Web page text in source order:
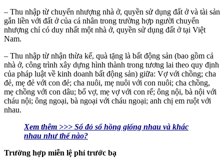
– Thu nhập từ chuyển nhượng nhà ở, quyền sử dụng đất ở và tài sản
gắn liền với đất ở của cá nhân trong trường hợp người chuyển
nhượng chỉ có duy nhất một nhà ở, quyền sử dụng đất ở tại Việt
Nam.
– Thu nhập từ nhận thừa kế, quà tặng là bất động sản (bao gồm cả
nhà ở, công trình xây dựng hình thành trong tương lai theo quy định
của pháp luật về kinh doanh bất động sản) giữa: Vợ với chồng; cha
đẻ, mẹ đẻ với con đẻ; cha nuôi, mẹ nuôi với con nuôi; cha chồng,
mẹ chồng với con dâu; bố vợ, mẹ vợ với con rể; ông nội, bà nội với
cháu nội; ông ngoại, bà ngoại với cháu ngoại; anh chị em ruột với
nhau.
Xem thêm >>> Sổ đỏ sổ hồng giống nhau và khác
nhau như thế nào?
Trường hợp miễn lệ phí trước bạ